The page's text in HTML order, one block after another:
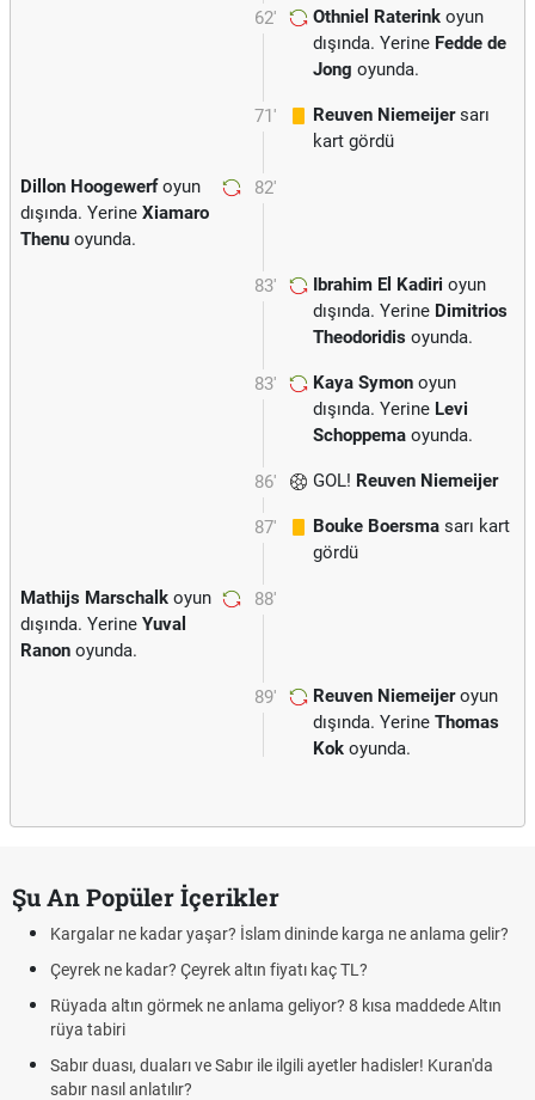
62' Othniel Raterink oyun
dışında. Yerine Fedde de
Jong oyunda.
71' Reuven Niemeijersarı
kart gördü
82'
Dillon Hoogewerfoyun
dışında. Yerine Xiamaro
Thenu oyunda.
83' Ibrahim El Kadiri oyun
dışında. Yerine Dimitrios
Theodoridis oyunda.
83' Kaya Symon oyun
dışında. Yerine Levi
Schoppema oyunda.
86' GOL! Reuven Niemeijer
87' Bouke Boersma sarı kart
gördü
88'
Mathijs Marschalk oyun
dışında. Yerine Yuval
Ranon oyunda.
89' Reuven Niemeijeroyun
dışında. Yerine Thomas
Kok oyunda.
Şu An Popüler İçerikler
Kargalar ne kadar yaşar? İslam dininde karga ne anlama gelir?
Çeyrek ne kadar? Çeyrek altın fiyatı kaç TL?
Rüyada altın görmek ne anlama geliyor? 8 kısa maddede Altın
rüya tabiri
Sabır duası, duaları ve Sabır ile ilgili ayetler hadisler! Kuran'da
sabır nasıl anlatılır?